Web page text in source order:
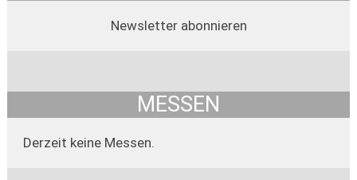
Newsletter abonnieren
MESSEN
Derzeit keine Messen.